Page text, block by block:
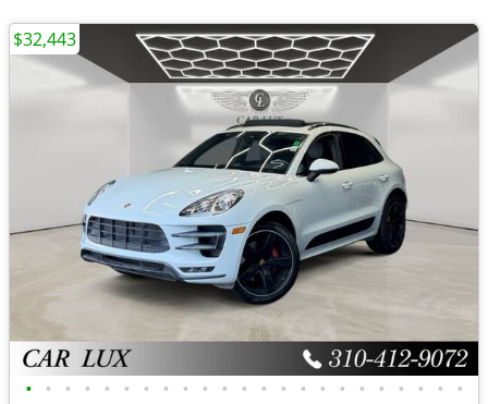
• • • • • • • • • • • • • • • • • • • • • • •
$32,443